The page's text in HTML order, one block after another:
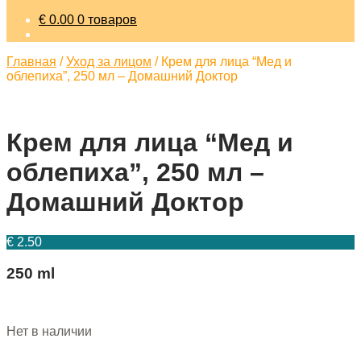
€ 0.00 0 товаров
Главная /Уход за лицом / Крем для лица “Мед и
облепиха”, 250 мл – Домашний Доктор
Крем для лица “Мед и
облепиха”, 250 мл –
Домашний Доктор
€ 2.50
250 ml
Нет в наличии